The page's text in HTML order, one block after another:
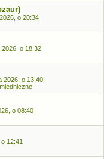
o 20:34
2026, o 18:32
2026, o 13:40
o 08:40
12:41